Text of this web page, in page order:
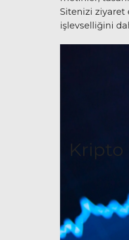
Sitenizi ziyaret
işlevselliğini
Kripto